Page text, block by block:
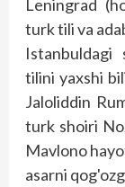
Leningrad
turk tili va
Istanbuldagi
tilini yaxshi
Jaloliddin
turk shoiri
Mavlono
asarni